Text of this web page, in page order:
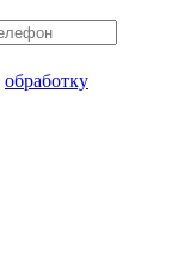
обработку